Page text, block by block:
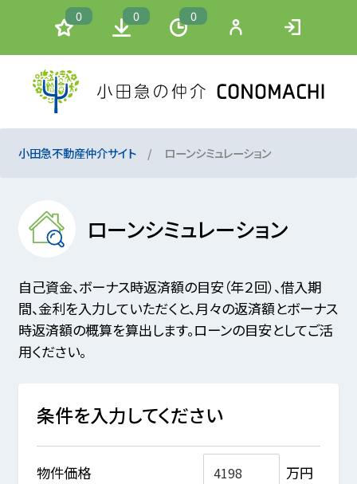
0 0 0
小田急不動産仲介サイト ローンシミュレーション
ローンシミュレーション
自己資金、ボーナス時返済額の目安（年２回）、借入期
間、金利を入力していただくと、月々の返済額とボーナス
時返済額の概算を算出します。ローンの目安としてご活
用ください。
条件を入力してください
物件価格 万円